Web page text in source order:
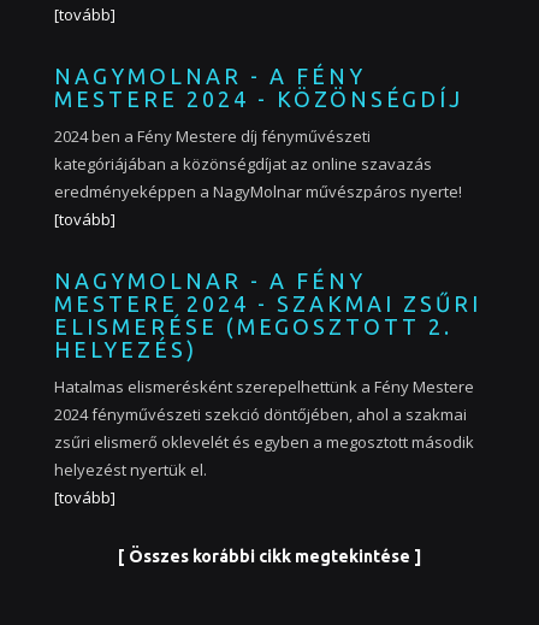
[tovább]
NAGYMOLNAR - A FÉNY
MESTERE 2024 - KÖZÖNSÉGDÍJ
2024 ben a Fény Mestere díj fényművészeti
kategóriájában a közönségdíjat az online szavazás
eredményeképpen a NagyMolnar művészpáros nyerte!
[tovább]
NAGYMOLNAR - A FÉNY
MESTERE 2024 - SZAKMAI ZSŰRI
ELISMERÉSE (MEGOSZTOTT 2.
HELYEZÉS)
Hatalmas elismerésként szerepelhettünk a Fény Mestere
2024 fényművészeti szekció döntőjében, ahol a szakmai
zsűri elismerő oklevelét és egyben a megosztott második
helyezést nyertük el.
[tovább]
[ Összes korábbi cikk megtekintése ]